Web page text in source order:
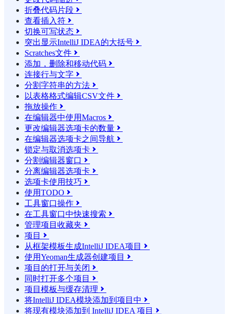
折叠代码片段 
查看插入符 
切换可写状态 
突出显示IntelliJ IDEA的大括号 
Scratches文件 
添加，删除和移动代码 
连接行与文字 
分割字符串的方法 
以表格格式编辑CSV文件 
拖放操作 
在编辑器中使用Macros 
更改编辑器选项卡的数量 
在编辑器选项卡之间导航 
锁定与取消选项卡 
分割编辑器窗口 
分离编辑器选项卡 
选项卡使用技巧 
使用TODO 
工具窗口操作 
在工具窗口中快速搜索 
管理项目收藏夹 
项目 
从框架模板生成IntelliJ IDEA项目 
使用Yeoman生成器创建项目 
项目的打开与关闭 
同时打开多个项目 
项目模板与缓存清理 
将IntelliJ IDEA模块添加到项目中 
将现有模块添加到 IntelliJ IDEA 项目 